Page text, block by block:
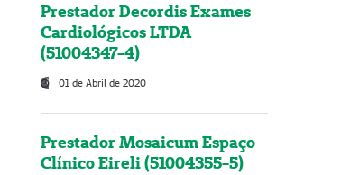
Prestador Decordis Exames
Cardiológicos LTDA
(51004347-4)
01 de Abril de 2020
Prestador Mosaicum Espaço
Clínico Eireli (51004355-5)